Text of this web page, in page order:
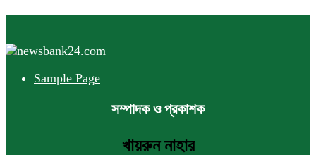
বিশ্বের ১০০ প্রভাবশালীর তালিকায় ব্র্যাকের
নির্বাহী পরিচালক আসিফ সালেহ
Sample Page
সম্পাদক ও প্রকাশক
খায়রুন নাহার